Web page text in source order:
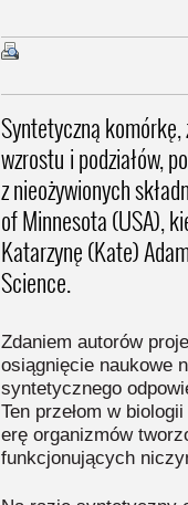
Syntetyczną
wzrostu i podziałów,
z nieożywionych
of Minnesota (USA),
Katarzynę (Kate)
Science.
Zdaniem autorów
osiągnięcie naukowe
syntetycznego
Ten przełom w
erę organizmów
funkcjonujących